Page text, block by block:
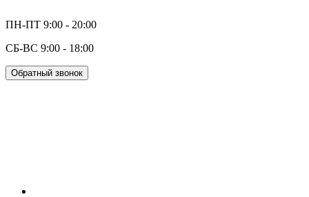
ПН-ПТ 9:00 - 20:00
СБ-ВС 9:00 - 18:00
Обратный звонок